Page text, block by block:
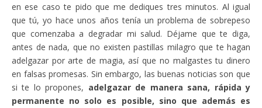
en ese caso te pido que me dediques tres minutos. Al igual
que tú, yo hace unos años tenía un problema de sobrepeso
que comenzaba a degradar mi salud. Déjame que te diga,
antes de nada, que no existen pastillas milagro que te hagan
adelgazar por arte de magia, así que no malgastes tu dinero
en falsas promesas. Sin embargo, las buenas noticias son que
si te lo propones, adelgazar de manera sana, rápida y
permanente no solo es posible, sino que además es